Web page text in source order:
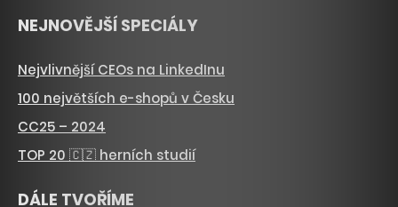
NEJNOVĚJŠÍ SPECIÁLY
Nejvlivnější CEOs na LinkedInu
100 největších e-shopů v Česku
CC25 – 2024
TOP 20 🇨🇿 herních studií
DÁLE TVOŘÍME